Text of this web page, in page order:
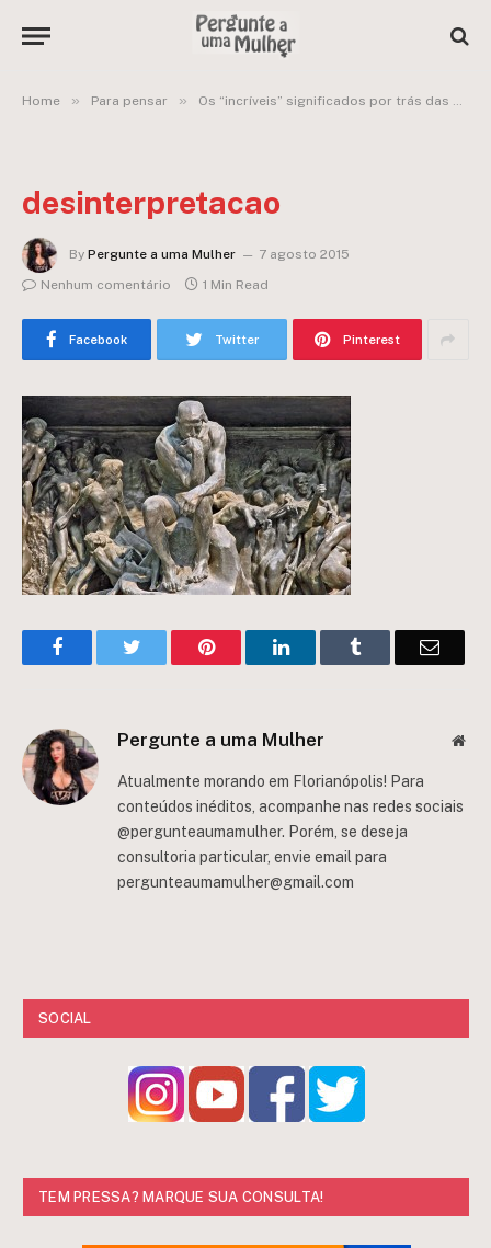
Home » Para pensar » Os “incríveis” significados por trás das palavras sexuais
desinterpretacao
By Pergunte a uma Mulher
7 agosto 2015
Nenhum comentário
1 Min Read
Facebook Twitter Pinterest
FacebookTwitter Pinterest LinkedInTumblr Email
Pergunte a uma Mulher
Atualmente morando em Florianópolis! Para
conteúdos inéditos, acompanhe nas redes sociais
@pergunteaumamulher. Porém, se deseja
consultoria particular, envie email para
pergunteaumamulher@gmail.com
SOCIAL
TEM PRESSA? MARQUE SUA CONSULTA!